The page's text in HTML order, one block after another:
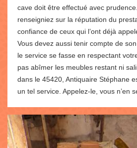
cave doit être effectué avec
renseigniez sur la réputation du
confiance de ceux qui l’ont déjà
Vous devez aussi tenir compte de
le service se fasse en respectant
pas abîmer les meubles restant ni
dans le 45420, Antiquaire Stéphane
un tel service. Appelez-le, vous n’en